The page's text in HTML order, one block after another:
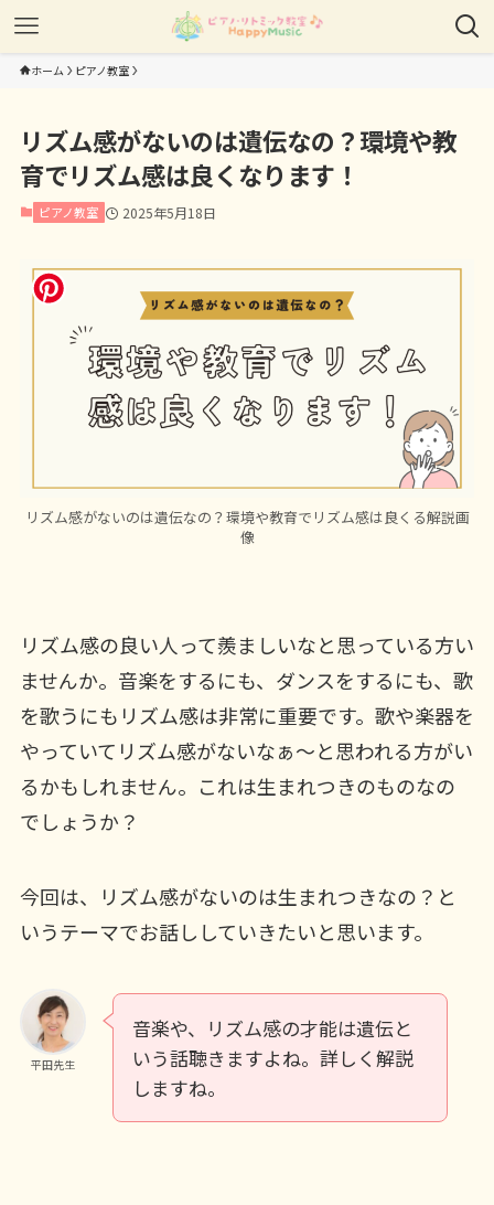
ホーム ピアノ教室
リズム感がないのは遺伝なの？環境や教
育でリズム感は良くなります！
ピアノ教室 2025年5月18日
リズム感がないのは遺伝なの？環境や教育でリズム感は良くる解説画
像
リズム感の良い人って羨ましいなと思っている方い
ませんか。音楽をするにも、ダンスをするにも、歌
を歌うにもリズム感は非常に重要です。歌や楽器を
やっていてリズム感がないなぁ〜と思われる方がい
るかもしれません。これは生まれつきのものなの
でしょうか？
今回は、リズム感がないのは生まれつきなの？と
いうテーマでお話ししていきたいと思います。
平田先生
音楽や、リズム感の才能は遺伝と
いう話聴きますよね。詳しく解説
しますね。